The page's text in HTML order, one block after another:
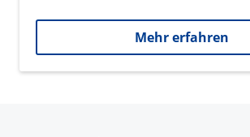
Mehr erfahren